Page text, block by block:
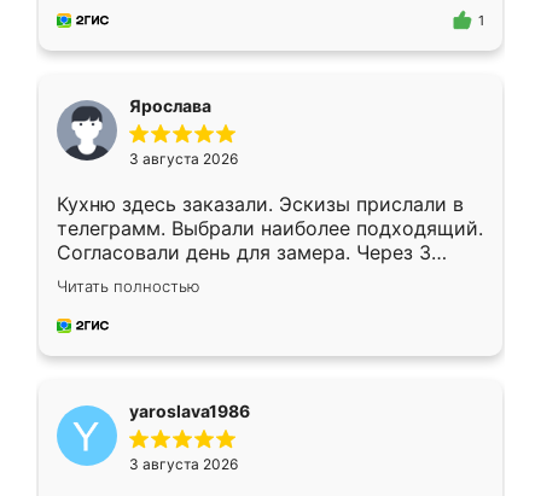
предложил по моему эскизу самый
1
Ярослава
3 августа 2026
Кухню здесь заказали. Эскизы прислали в
телеграмм. Выбрали наиболее подходящий.
Согласовали день для замера. Через 3
недели кухня была уже готова. Остались
довольны работой. Спасибо Ренессанс
мебель за качественную работу!
Читать полностью
yaroslava1986
3 августа 2026